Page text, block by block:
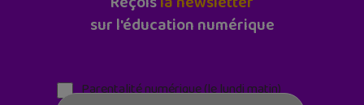
sur l'éducation numérique
Parentalité numérique (le lundi matin)